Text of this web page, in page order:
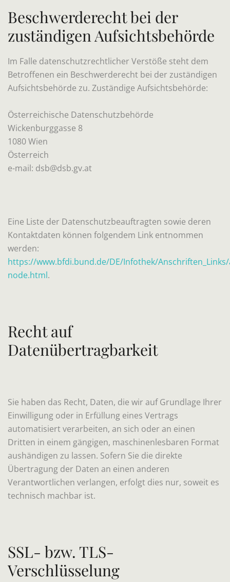
Beschwerderecht bei der
zuständigen Aufsichtsbehörde
Im Falle datenschutzrechtlicher Verstöße steht dem
Betroffenen ein Beschwerderecht bei der zuständigen
Aufsichtsbehörde zu. Zuständige Aufsichtsbehörde:
Österreichische Datenschutzbehörde
Wickenburggasse 8
1080 Wien
Österreich
e-mail: dsb@dsb.gv.at
Eine Liste der Datenschutzbeauftragten sowie deren
Kontaktdaten können folgendem Link entnommen
werden:
https://www.bfdi.bund.de/DE/Infothek/
node.html.
Recht auf
Datenübertragbarkeit
Sie haben das Recht, Daten, die wir auf Grundlage Ihrer
Einwilligung oder in Erfüllung eines Vertrags
automatisiert verarbeiten, an sich oder an einen
Dritten in einem gängigen, maschinenlesbaren Format
aushändigen zu lassen. Sofern Sie die direkte
Übertragung der Daten an einen anderen
Verantwortlichen verlangen, erfolgt dies nur, soweit es
technisch machbar ist.
SSL- bzw. TLS-
Verschlüsselung